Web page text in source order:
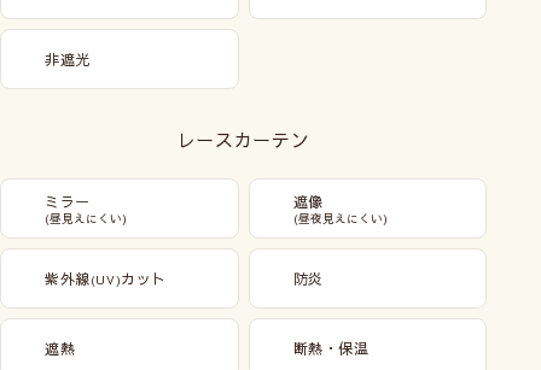
非遮光
レースカーテン
ミラー
(昼見えにくい)
遮像
(昼夜見えにくい)
紫外線(UV)カット 防炎
遮熱 断熱・保温